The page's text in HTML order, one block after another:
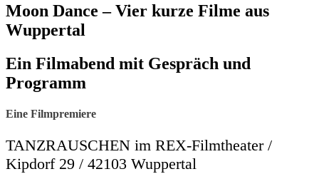
Moon Dance – Vier kurze Filme aus
Wuppertal
Ein Filmabend mit Gespräch und
Programm
Eine Filmpremiere
TANZRAUSCHEN im REX-Filmtheater /
Kipdorf 29 / 42103 Wuppertal